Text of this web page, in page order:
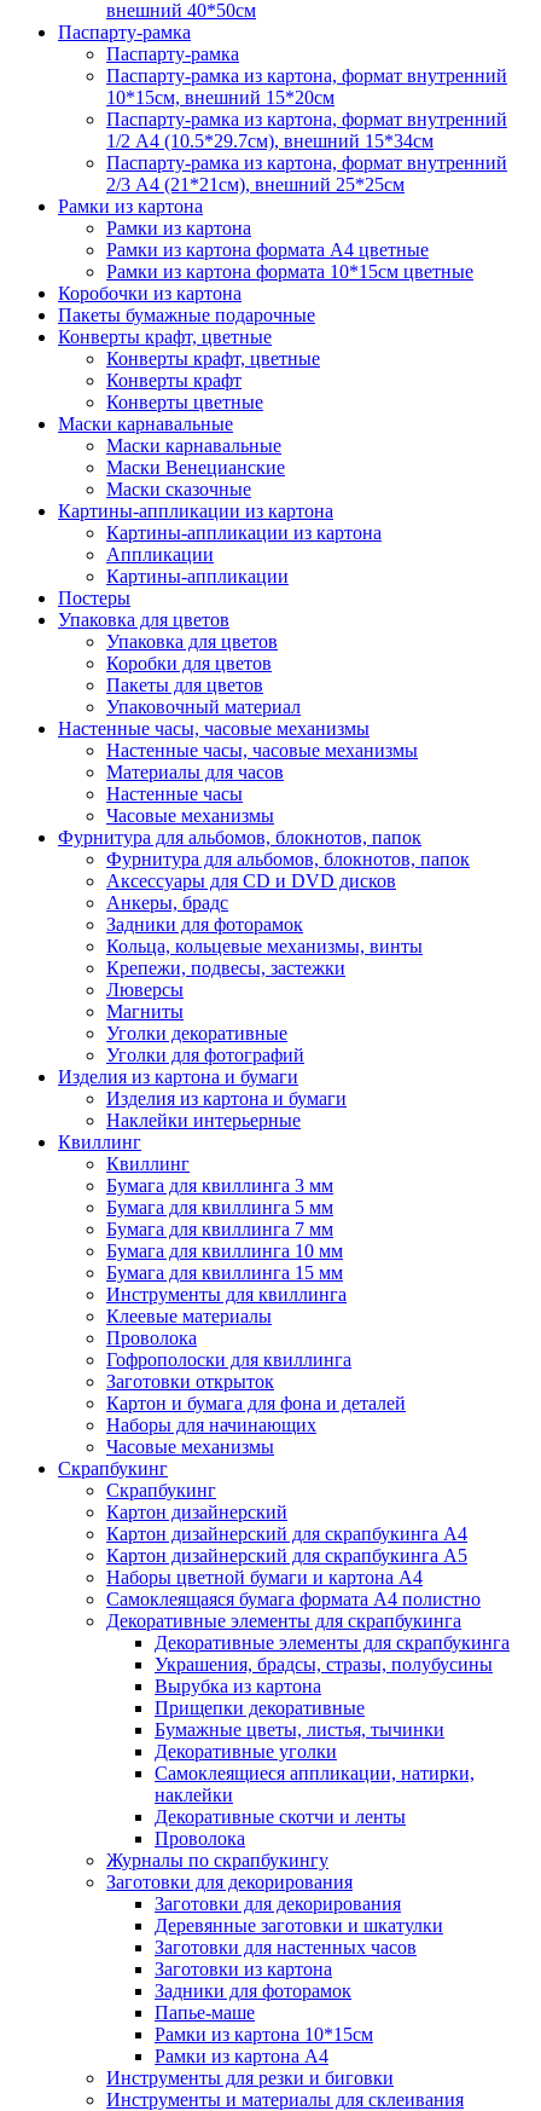
внешний 40*50см
Паспарту-рамка
Паспарту-рамка
Паспарту-рамка из картона, формат внутренний
10*15см, внешний 15*20см
Паспарту-рамка из картона, формат внутренний
1/2 А4 (10.5*29.7см), внешний 15*34см
Паспарту-рамка из картона, формат внутренний
2/3 А4 (21*21см), внешний 25*25см
Рамки из картона
Рамки из картона
Рамки из картона формата А4 цветные
Рамки из картона формата 10*15см цветные
Коробочки из картона
Пакеты бумажные подарочные
Конверты крафт, цветные
Конверты крафт, цветные
Конверты крафт
Конверты цветные
Маски карнавальные
Маски карнавальные
Маски Венецианские
Маски сказочные
Картины-аппликации из картона
Картины-аппликации из картона
Аппликации
Картины-аппликации
Постеры
Упаковка для цветов
Упаковка для цветов
Коробки для цветов
Пакеты для цветов
Упаковочный материал
Настенные часы, часовые механизмы
Настенные часы, часовые механизмы
Материалы для часов
Настенные часы
Часовые механизмы
Фурнитура для альбомов, блокнотов, папок
Фурнитура для альбомов, блокнотов, папок
Аксессуары для CD и DVD дисков
Анкеры, брадс
Задники для фоторамок
Кольца, кольцевые механизмы, винты
Крепежи, подвесы, застежки
Люверсы
Магниты
Уголки декоративные
Уголки для фотографий
Изделия из картона и бумаги
Изделия из картона и бумаги
Наклейки интерьерные
Квиллинг
Квиллинг
Бумага для квиллинга 3 мм
Бумага для квиллинга 5 мм
Бумага для квиллинга 7 мм
Бумага для квиллинга 10 мм
Бумага для квиллинга 15 мм
Инструменты для квиллинга
Клеевые материалы
Проволока
Гофрополоски для квиллинга
Заготовки открыток
Картон и бумага для фона и деталей
Наборы для начинающих
Часовые механизмы
Скрапбукинг
Скрапбукинг
Картон дизайнерский
Картон дизайнерский для скрапбукинга А4
Картон дизайнерский для скрапбукинга А5
Наборы цветной бумаги и картона А4
Самоклеящаяся бумага формата А4 полистно
Декоративные элементы для скрапбукинга
Декоративные элементы для скрапбукинга
Украшения, брадсы, стразы, полубусины
Вырубка из картона
Прищепки декоративные
Бумажные цветы, листья, тычинки
Декоративные уголки
Самоклеящиеся аппликации, натирки,
наклейки
Декоративные скотчи и ленты
Проволока
Журналы по скрапбукингу
Заготовки для декорирования
Заготовки для декорирования
Деревянные заготовки и шкатулки
Заготовки для настенных часов
Заготовки из картона
Задники для фоторамок
Папье-маше
Рамки из картона 10*15см
Рамки из картона А4
Инструменты для резки и биговки
Инструменты и материалы для склеивания